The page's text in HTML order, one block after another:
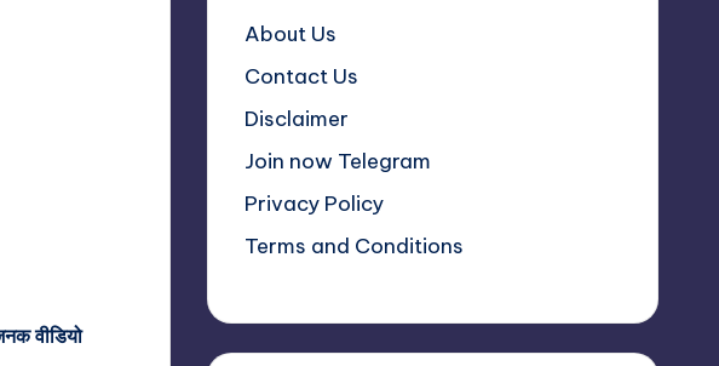
वीडियो
About Us
Contact Us
Disclaimer
Join now Telegram
Privacy Policy
Terms and Conditions